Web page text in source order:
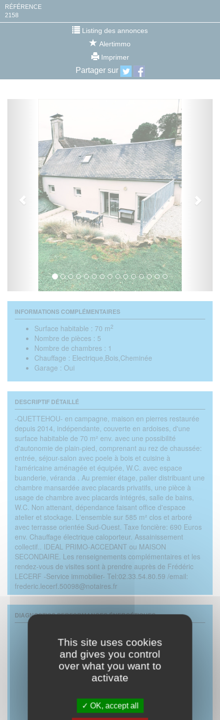
RÉFÉRENCE
2158
Listing des annonces
Alertimmo
Imprimer
Partager sur
INFORMATIONS COMPLÉMENTAIRES
Surface habitable : 70 m2
Nombre de pièces : 5
Nombre de chambres : 1
Chauffage : Electrique,Bois,Cheminée
Garage : Oui
DESCRIPTIF DÉTAILLÉ
-QUETTEHOU- en campagne, maison en pierres restaurée
depuis 2014, indépendante, couverte en ardoises, d'une
surface habitable de 70 m² env. avec une possibilité
d'autonomie de plain-pied, comprenant au rez de chaussée:
entrée, séjour-salon avec poele à bois et cuisine à
l'américaine aménagée et équipée, W.C. avec espace
buanderie, véranda . Au premier étage, palier distribuant une
chambre mansardée avec placards privatifs, une pièce à
usage de chambre avec placards intégrés, salle de bains,
W.C. Non attenant, dépendance faisant office d'espace
atelier et stockage. L'ensemble sur 585 m² clos et arboré
avec terrasse orientée Sud-Ouest. Taxe foncière: 690 Euros
env. Chauffage électrique caloporteur. Assainissement
collectif.. IDEAL PRIMO-ACCEDANT ou MAISON
SECONDAIRE. Les renseignements complémentaires et les
rendez-vous de visites sont à prendre auprès de Frédéric
LECERF -Service immobilier- Tel:02.33.54.80.59 /email:
frederic.lecerf.50098@notaires.fr
DIAGNOSTICS PERFORMANCES ÉNERGÉTIQUES
This site uses cookies
and gives you control
over what you want to
activate
OK, accept all